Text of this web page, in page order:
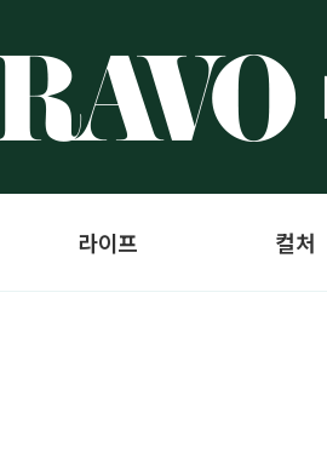
라이프 컬처